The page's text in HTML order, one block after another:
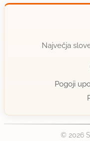
Največja
Pogoji
© 2026